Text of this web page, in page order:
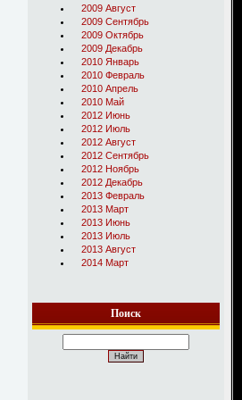
2009 Август
2009 Сентябрь
2009 Октябрь
2009 Декабрь
2010 Январь
2010 Февраль
2010 Апрель
2010 Май
2012 Июнь
2012 Июль
2012 Август
2012 Сентябрь
2012 Ноябрь
2012 Декабрь
2013 Февраль
2013 Март
2013 Июнь
2013 Июль
2013 Август
2014 Март
Поиск